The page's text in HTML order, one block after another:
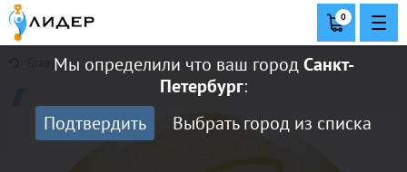
Мы определили что ваш городСанкт-
Петербург:
Подтвердить
Выбрать город из списка
0
Главная